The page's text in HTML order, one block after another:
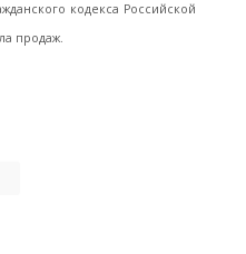
кодекса Российской
продаж.